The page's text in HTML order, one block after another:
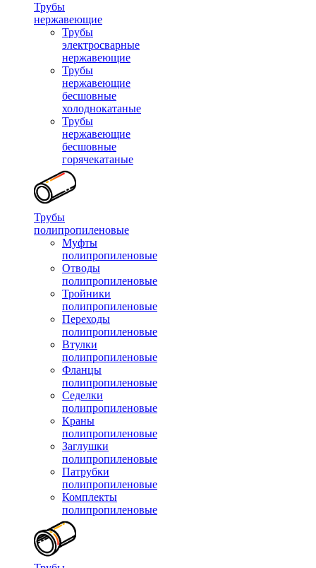
Трубы
нержавеющие
Трубы
электросварные
нержавеющие
Трубы
нержавеющие
бесшовные
холоднокатаные
Трубы
нержавеющие
бесшовные
горячекатаные
Трубы
полипропиленовые
Муфты
полипропиленовые
Отводы
полипропиленовые
Тройники
полипропиленовые
Переходы
полипропиленовые
Втулки
полипропиленовые
Фланцы
полипропиленовые
Седелки
полипропиленовые
Краны
полипропиленовые
Заглушки
полипропиленовые
Патрубки
полипропиленовые
Комплекты
полипропиленовые